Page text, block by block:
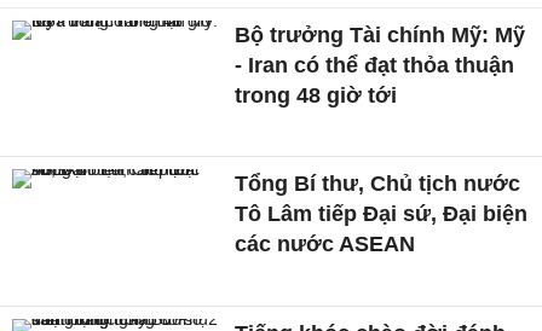
Bộ trưởng Tài chính Mỹ: Mỹ
- Iran có thể đạt thỏa thuận
trong 48 giờ tới
Tổng Bí thư, Chủ tịch nước
Tô Lâm tiếp Đại sứ, Đại biện
các nước ASEAN